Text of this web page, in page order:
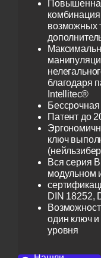
возможных
благодаря
Intellitec®
Патент до
ключ
Вся серия
модульном
DIN 18252,
один ключ и
уровня